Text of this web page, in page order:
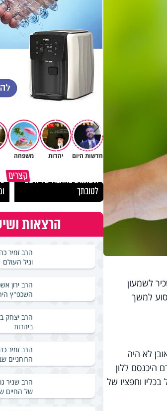
לשמעון
למשך
לא היה
היכנסם ללון
וחפציו של
חדשות היום יהדות משפחה
קצריםתשתמש באהבה של השם
לטובתך
הרצאות
הרב זמיר
וגיל העולם
הרב ירון
השכפ"ץ
הרב יצחק
ביהדות
הרב זמיר
הרוחניים
הרב שניר
של החיים